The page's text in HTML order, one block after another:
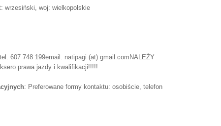
wrzesiński, woj: wielkopolskie
607 748 199email. natipagi (at) gmail.comNALEŻY
prawa jazdy i kwalifikacji!!!!!
: Preferowane formy kontaktu: osobiście, telefon